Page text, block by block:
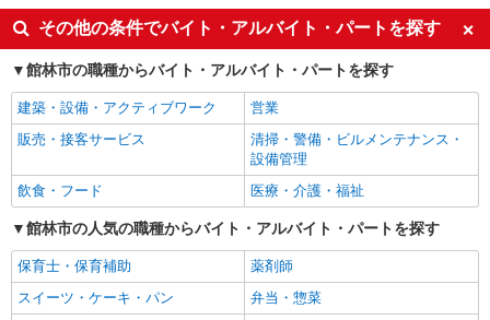
入社日応相談
未経験歓迎
経験者・有資格者歓迎
新卒・第二新卒歓迎
女性活躍中
主婦・主夫歓迎
フリーター歓迎
学歴不問
ブランクOK
ミドル（40代～）活躍中
エルダー（50代～）活躍中
シニア（60代～）活躍中
高収入・高額
ボーナス・賞与あり
昇給あり
完全週休2日制
フルタイム歓迎
禁煙・分煙
駅直結・駅チカ
車通勤OK
その他の条件でバイト・アルバイト・パートを探す
館林市の職種からバイト・アルバイト・パートを探す
建築・設備・アクティブワーク
営業
販売・接客サービス
清掃・警備・ビルメンテナンス・
設備管理
飲食・フード
医療・介護・福祉
館林市の人気の職種からバイト・アルバイト・パートを探す
保育士・保育補助
薬剤師
スイーツ・ケーキ・パン
弁当・惣菜